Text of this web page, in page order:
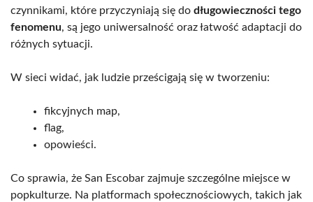
czynnikami, które przyczyniają się do długowieczności tego
fenomenu, są jego uniwersalność oraz łatwość adaptacji do
różnych sytuacji.
W sieci widać, jak ludzie prześcigają się w tworzeniu:
fikcyjnych map,
flag,
opowieści.
Co sprawia, że San Escobar zajmuje szczególne miejsce w
popkulturze. Na platformach społecznościowych, takich jak